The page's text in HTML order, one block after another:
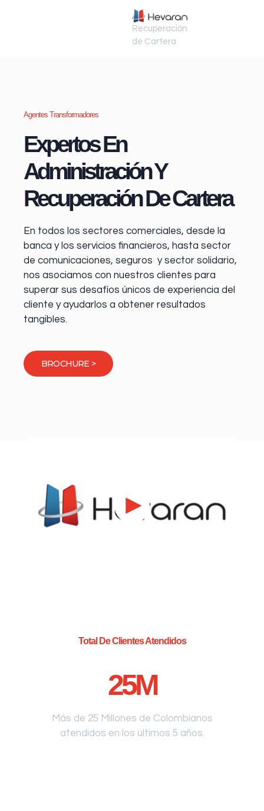
Recuperación
de Cartera
Agentes Transformadores
Expertos En
Administración Y
Recuperación De Cartera
En todos los sectores comerciales, desde la
banca y los servicios financieros, hasta sector
de comunicaciones, seguros y sector solidario,
nos asociamos con nuestros clientes para
superar sus desafíos únicos de experiencia del
cliente y ayudarlos a obtener resultados
tangibles.
BROCHURE >
Total De Clientes Atendidos
25M
Más de 25 Millones de Colombianos
atendidos en los últimos 5 años.